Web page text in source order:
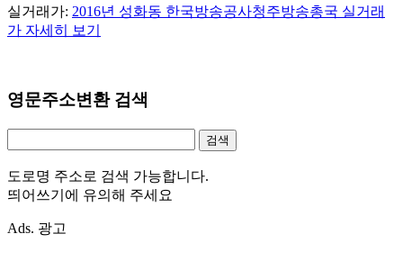
실거래가: 2016년 성화동 한국방송공사청주방송총국 실거래
가 자세히 보기
영문주소변환 검색
도로명 주소로 검색 가능합니다.
띄어쓰기에 유의해 주세요
Ads. 광고